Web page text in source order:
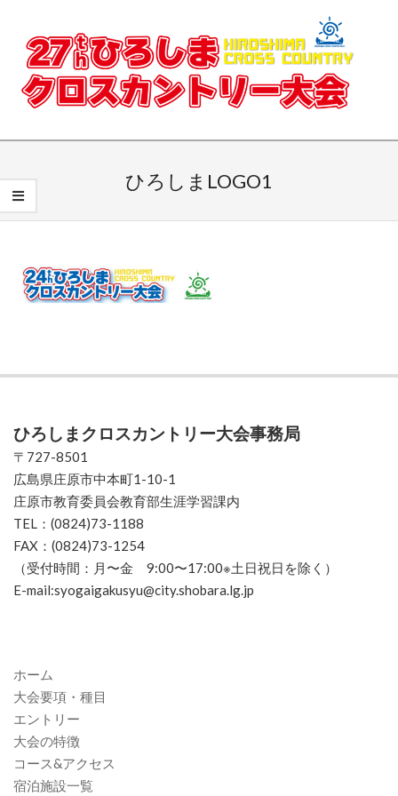
content
ひ
ろ
し
ク
ロ
カ
ト
リ
ー
大
会
Menu
ひろしまLOGO1
05-
ひろしまクロスカントリー大会事務局
〒727-8501
広島県庄原市中本町1-10-1
庄原市教育委員会教育部生涯学習課内
TEL：(0824)73-1188
FAX：(0824)73-1254
（受付時間：月〜金 9:00〜17:00※土日祝日を除く）
E-mail:syogaigakusyu@city.shobara.lg.jp
ホーム
大会要項・種目
エントリー
大会の特徴
コース&アクセス
宿泊施設一覧